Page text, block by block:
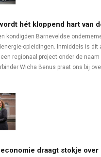
hét kloppend hart van
kondigden Barneveldse
opleidingen. Inmiddels is dit
regionaal project onder de naam
Wicha Benus praat ons bij
draagt stokje over